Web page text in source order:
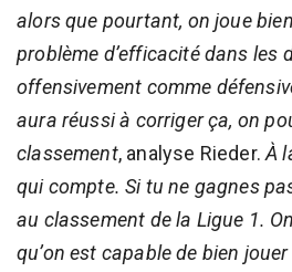
alors que pourtant, on joue
problème d’efficacité dans les
offensivement comme
aura réussi à corriger ça, on
classement, analyse Rieder.À
qui compte. Si tu ne gagnes
au classement de la Ligue 1.
qu’on est capable de bien